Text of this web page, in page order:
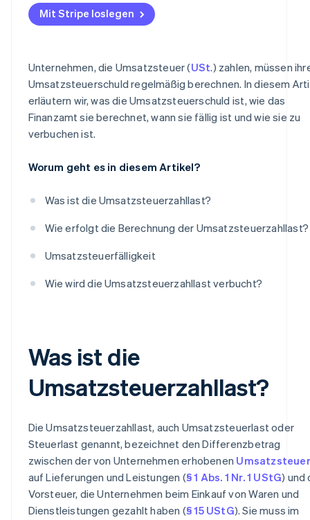
Erfassung der gezahlten Vorsteuer
Zahlung der Umsatzsteuer
Mit Stripe loslegen
Unternehmen, die Umsatzsteuer (USt.) zahlen, müssen
Umsatzsteuerschuld regelmäßig berechnen. In diesem
erläutern wir, was die Umsatzsteuerschuld ist, wie das
Finanzamt sie berechnet, wann sie fällig ist und wie sie zu
verbuchen ist.
Worum geht es in diesem Artikel?
Was ist die Umsatzsteuerzahllast?
Wie erfolgt die Berechnung der Umsatzsteuerzahllast?
Umsatzsteuerfälligkeit
Wie wird die Umsatzsteuerzahllast verbucht?
Was ist die
Umsatzsteuerzahllast?
Die Umsatzsteuerzahllast, auch Umsatzsteuerlast oder
Steuerlast genannt, bezeichnet den Differenzbetrag
zwischen der von Unternehmen erhobenen Umsatzsteuer
auf Lieferungen und Leistungen (§ 1 Abs. 1 Nr. 1 UStG) und
Vorsteuer, die Unternehmen beim Einkauf von Waren und
Dienstleistungen gezahlt haben (§ 15 UStG). Sie muss im